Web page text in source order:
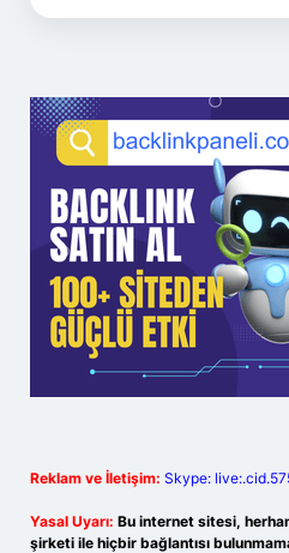
Reklam ve İletişim: Skype:
Yasal Uyarı: Bu internet sitesi,
şirketi ile hiçbir bağlantısı